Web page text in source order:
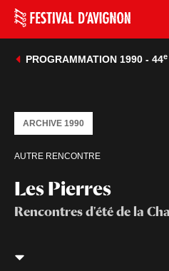
PROGRAMMATION 1990 - 44e
Les Pierres
Rencontres d'été de la
AUTRE RENCONTRE
ARCHIVE 1990